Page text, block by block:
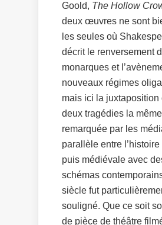
Goold, The Hollow
deux œuvres ne sont
les seules où
décrit le renversement
monarques et
nouveaux régimes
mais ici la juxtaposition
deux tragédies la
remarquée par les
parallèle entre
puis médiévale avec
schémas
siècle fut
souligné. Que ce soit
de pièce de théâtre